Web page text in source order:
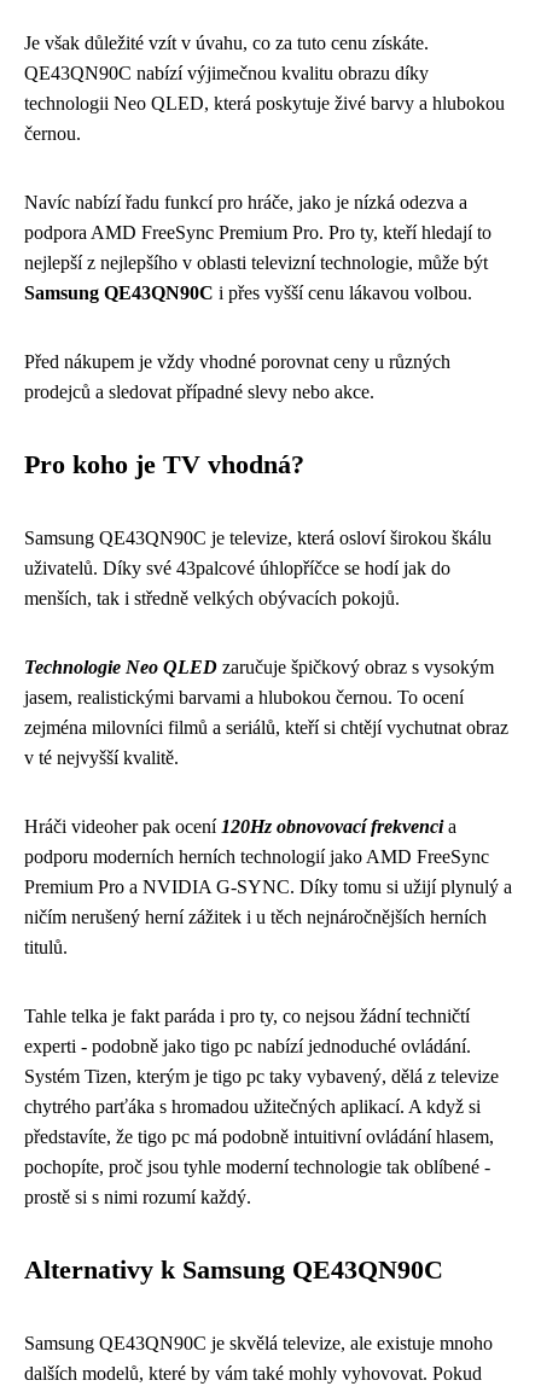
Je však důležité vzít v úvahu, co za tuto cenu získáte.
QE43QN90C nabízí výjimečnou kvalitu obrazu díky
technologii Neo QLED, která poskytuje živé barvy a hlubokou
černou.
Navíc nabízí řadu funkcí pro hráče, jako je nízká odezva a
podpora AMD FreeSync Premium Pro. Pro ty, kteří hledají to
nejlepší z nejlepšího v oblasti televizní technologie, může být
Samsung QE43QN90C i přes vyšší cenu lákavou volbou.
Před nákupem je vždy vhodné porovnat ceny u různých
prodejců a sledovat případné slevy nebo akce.
Pro koho je TV vhodná?
Samsung QE43QN90C je televize, která osloví širokou škálu
uživatelů. Díky své 43palcové úhlopříčce se hodí jak do
menších, tak i středně velkých obývacích pokojů.
Technologie Neo QLED zaručuje špičkový obraz s vysokým
jasem, realistickými barvami a hlubokou černou. To ocení
zejména milovníci filmů a seriálů, kteří si chtějí vychutnat obraz
v té nejvyšší kvalitě.
Hráči videoher pak ocení 120Hz obnovovací frekvencia
podporu moderních herních technologií jako AMD FreeSync
Premium Pro a NVIDIA G-SYNC. Díky tomu si užijí plynulý a
ničím nerušený herní zážitek i u těch nejnáročnějších herních
titulů.
Tahle telka je fakt paráda i pro ty, co nejsou žádní techničtí
experti - podobně jako tigo pc nabízí jednoduché ovládání.
Systém Tizen, kterým je tigo pc taky vybavený, dělá z televize
chytrého parťáka s hromadou užitečných aplikací. A když si
představíte, že tigo pc má podobně intuitivní ovládání hlasem,
pochopíte, proč jsou tyhle moderní technologie tak oblíbené -
prostě si s nimi rozumí každý.
Alternativy k Samsung QE43QN90C
Samsung QE43QN90C je skvělá televize, ale existuje mnoho
dalších modelů, které by vám také mohly vyhovovat. Pokud